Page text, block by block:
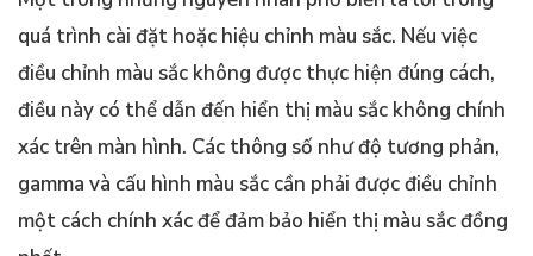
quá trình cài đặt hoặc hiệu chỉnh màu sắc. Nếu việc
điều chỉnh màu sắc không được thực hiện đúng cách,
điều này có thể dẫn đến hiển thị màu sắc không chính
xác trên màn hình. Các thông số như độ tương phản,
gamma và cấu hình màu sắc cần phải được điều chỉnh
một cách chính xác để đảm bảo hiển thị màu sắc đồng